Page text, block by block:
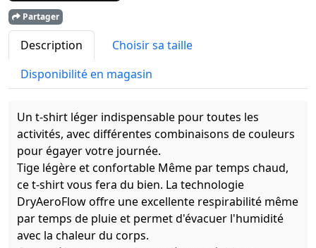
Partager
Description
Choisir sa taille
Disponibilité en magasin
Un t-shirt léger indispensable pour toutes les
activités, avec différentes combinaisons de couleurs
pour égayer votre journée.
Tige légère et confortable Même par temps chaud,
ce t-shirt vous fera du bien. La technologie
DryAeroFlow offre une excellente respirabilité même
par temps de pluie et permet d'évacuer l'humidité
avec la chaleur du corps.